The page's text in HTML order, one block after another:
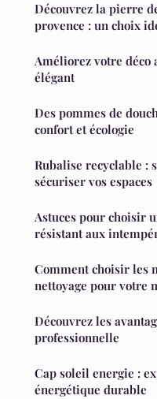
Découvrez la pierre
provence : un choix
Améliorez votre déco
élégant
Des pommes de
confort et écologie
Rubalise recyclable :
sécuriser vos espaces
Astuces pour choisir
résistant aux
Comment choisir les
nettoyage pour votre
Découvrez les
professionnelle
Cap soleil energie :
énergétique durable